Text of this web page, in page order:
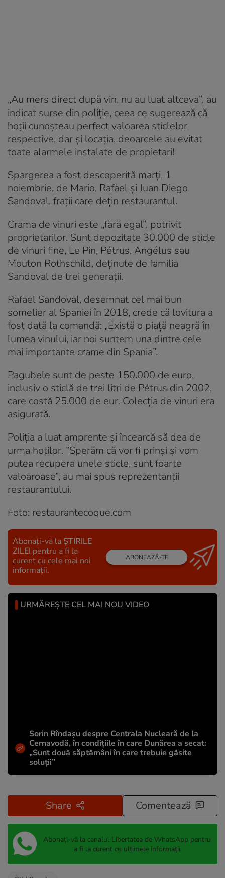
„Au mers direct după vin, nu au luat altceva”, au
indicat surse din poliție, ceea ce sugerează că
hoții cunoșteau perfect valoarea sticlelor
respective, dar și locația, deoarcele au evitat
toate alarmele instalate de propietari!
Spargerea a fost descoperită marți, 1
noiembrie, de Mario, Rafael și Juan Diego
Sandoval, frații care dețin restaurantul.
Crama de vinuri este „fără egal”, potrivit
proprietarilor. Sunt depozitate 30.000 de sticle
de vinuri fine, Le Pin, Pétrus, Angélus sau
Mouton Rothschild, deținute de familia
Sandoval de trei generații.
Rafael Sandoval, desemnat cel mai bun
somelier al Spaniei în 2018, crede că lovitura a
fost dată la comandă: „Există o piață neagră în
lumea vinului, iar noi suntem una dintre cele
mai importante crame din Spania”.
Pagubele sunt de peste 150.000 de euro,
inclusiv o sticlă de trei litri de Pétrus din 2002,
care costă 25.000 de eur. Colecția de vinuri era
asigurată.
Poliția a luat amprente și încearcă să dea de
urma hoților. ”Sperăm că vor fi prinși și vom
putea recupera unele sticle, sunt foarte
valoaroase”, au mai spus reprezentanții
restaurantului.
Foto: restaurantecoque.com
Abonați-vă la ȘTIRILE
ZILEI pentru a fi la
curent cu cele mai noi
informații.
ABONEAZĂ-TE
URMĂREȘTE CEL MAI NOU VIDEO
Sorin Rîndașu despre Centrala Nucleară de la
Cernavodă, în condițiile în care Dunărea a secat:
„Sunt două săptămâni în care trebuie găsite
soluții”
Share Comentează
Abonați-vă la canalul Libertatea de WhatsApp pentru
a fi la curent cu ultimele informații